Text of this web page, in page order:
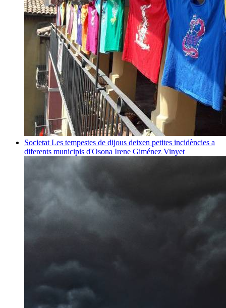
Societat Les tempestes de dijous deixen petites incidències a
diferents municipis d'Osona Irene Giménez Vinyet